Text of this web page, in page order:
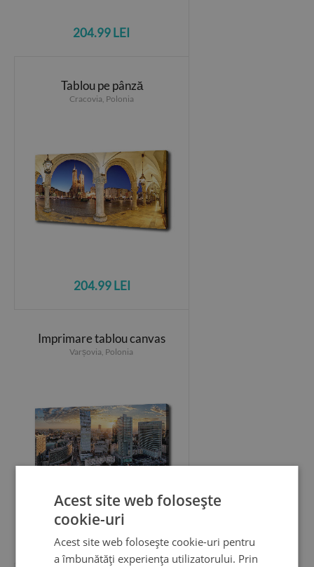
204.99 LEI
Tablou pe pânză
Cracovia, Polonia
204.99 LEI
Imprimare tablou canvas
Varșovia, Polonia
204.99 LEI
Acest site web folosește
cookie-uri
Acest site web folosește cookie-uri pentru
a îmbunătăți experiența utilizatorului. Prin